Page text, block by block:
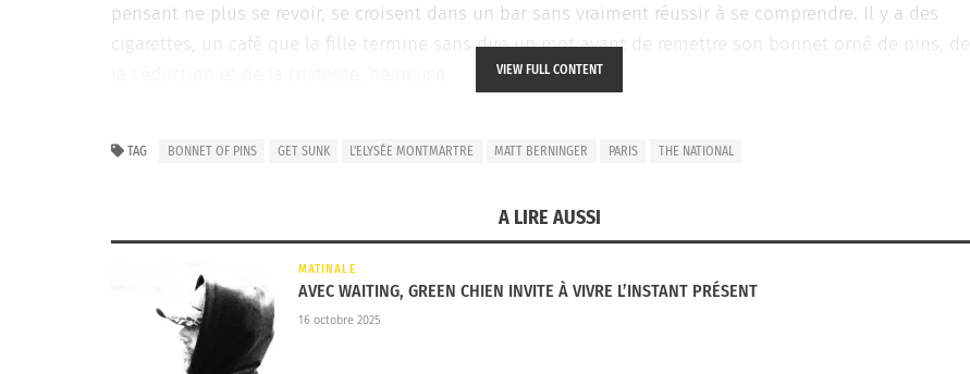
pensant ne plus se revoir, se croisent dans un bar sans vraiment réussir à se comprendre. Il y a des
cigarettes, un café que la fille termine sans dire un mot avant de remettre son bonnet orné de pins, de
VIEW FULL CONTENT
TAG BONNET OF PINS GET SUNK L'ELYSÉE MONTMARTRE MATT BERNINGER PARIS THE NATIONAL
A LIRE AUSSI
MATINALE
AVEC WAITING, GREEN CHIEN INVITE À VIVRE L’INSTANT PRÉSENT
16 octobre 2025